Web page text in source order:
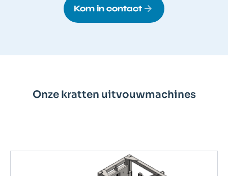
Kom in contact
Onze kratten uitvouwmachines